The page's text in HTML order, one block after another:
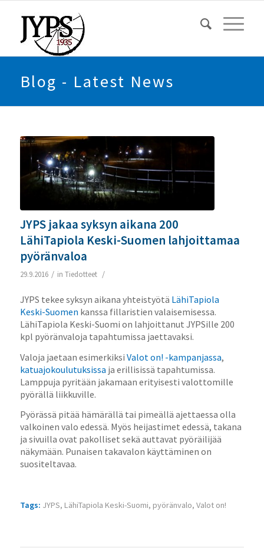
Blog - Latest News
JYPS jakaa syksyn aikana 200
LähiTapiola Keski-Suomen lahjoittamaa
pyöränvaloa
29.9.2016 / in Tiedotteet /
JYPS tekee syksyn aikana yhteistyötä LähiTapiola
Keski-Suomen kanssa fillaristien valaisemisessa.
LähiTapiola Keski-Suomi on lahjoittanut JYPSille 200
kpl pyöränvaloja tapahtumissa jaettavaksi.
Valoja jaetaan esimerkiksi Valot on! -kampanjassa,
katuajokoulutuksissa ja erillisissä tapahtumissa.
Lamppuja pyritään jakamaan erityisesti valottomille
pyörällä liikkuville.
Pyörässä pitää hämärällä tai pimeällä ajettaessa olla
valkoinen valo edessä. Myös heijastimet edessä, takana
ja sivuilla ovat pakolliset sekä auttavat pyöräilijää
näkymään. Punaisen takavalon käyttäminen on
suositeltavaa.
Tags: JYPS, LähiTapiola Keski-Suomi, pyöränvalo, Valot on!